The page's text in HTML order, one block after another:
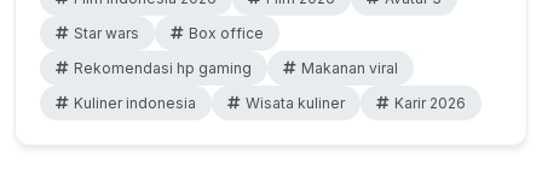
Star wars
Box office
Rekomendasi hp gaming
Makanan viral
Kuliner indonesia
Wisata kuliner Karir 2026